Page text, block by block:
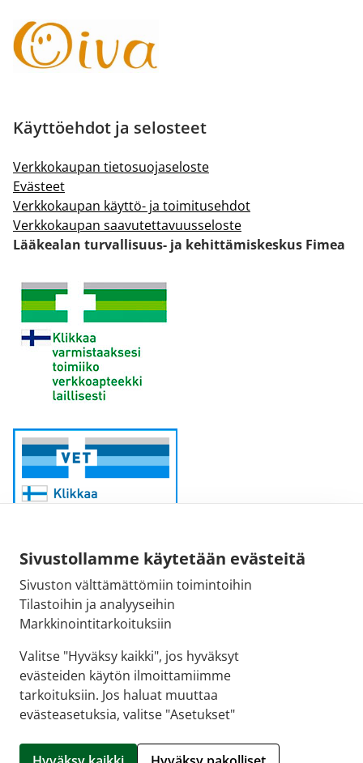
Sivustollamme käytetään evästeitä
Sivuston välttämättömiin toimintoihin
Tilastoihin ja analyyseihin
Markkinointitarkoituksiin
Valitse "Hyväksy kaikki", jos hyväksyt
evästeiden käytön ilmoittamiimme
tarkoituksiin. Jos haluat muuttaa
evästeasetuksia, valitse "Asetukset"
Käyttöehdot ja selosteet
Verkkokaupan tietosuojaseloste
Evästeet
Verkkokaupan käyttö- ja toimitusehdot
Verkkokaupan saavutettavuusseloste
Lääkealan turvallisuus- ja kehittämiskeskus Fimea
Sähköpostiosoite:
kirjaamo@fimea.fi
Fimean vaihde:
029 522 3341